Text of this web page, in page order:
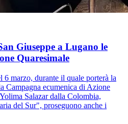
Giuseppe a Lugano le
Quaresimale
6 marzo, durante il quale porterà la
Campagna ecumenica di Azione
Salazar dalla Colombia,
del Sur", proseguono anche i